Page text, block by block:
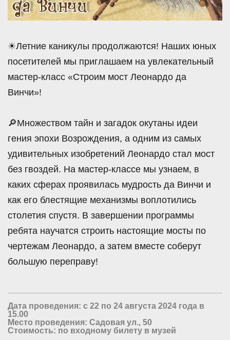
☀Летние каникулы продолжаются! Наших юных
посетителей мы приглашаем на увлекательный
мастер-класс «Строим мост Леонардо да
Винчи»!
🔎Множеством тайн и загадок окутаны идеи
гения эпохи Возрождения, а одним из самых
удивительных изобретений Леонардо стал мост
без гвоздей. На мастер-классе мы узнаем, в
каких сферах проявилась мудрость да Винчи и
как его блестящие механизмы воплотились
столетия спустя. В завершении программы
ребята научатся строить настоящие мосты по
чертежам Леонардо, а затем вместе соберут
большую переправу!
Дата проведения: с 22 по 24 августа 2024 года в
15.00
Место проведения: Садовая ул., 50
Стоимость: по входному билету в музей